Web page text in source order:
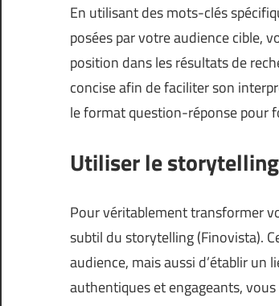
En utilisant des mots-clés
posées par votre audience cible,
position dans les résultats de
concise afin de faciliter son
le format question-réponse pour
Utiliser le
Pour véritablement transformer
subtil du storytelling (Finovista).
audience, mais aussi d’établir
authentiques et engageants,